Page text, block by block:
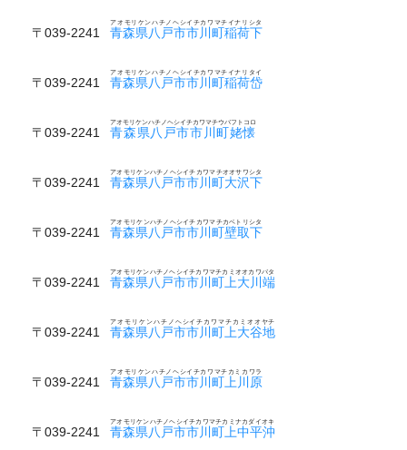
〒039-2241 青森県八戸市市川町稲荷下
アオモリケンハチノヘシイチカワマチイナリシタ
〒039-2241 青森県八戸市市川町稲荷岱
アオモリケンハチノヘシイチカワマチイナリタイ
〒039-2241 青森県八戸市市川町姥懐
アオモリケンハチノヘシイチカワマチウバフトコロ
〒039-2241 青森県八戸市市川町大沢下
アオモリケンハチノヘシイチカワマチオオサワシタ
〒039-2241 青森県八戸市市川町壁取下
アオモリケンハチノヘシイチカワマチカベトリシタ
〒039-2241 青森県八戸市市川町上大川端
アオモリケンハチノヘシイチカワマチカミオオカワバタ
〒039-2241 青森県八戸市市川町上大谷地
アオモリケンハチノヘシイチカワマチカミオオヤチ
〒039-2241 青森県八戸市市川町上川原
アオモリケンハチノヘシイチカワマチカミカワラ
〒039-2241 青森県八戸市市川町上中平沖
アオモリケンハチノヘシイチカワマチカミナカダイオキ